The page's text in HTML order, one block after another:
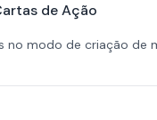
de Ação
no modo de criação de